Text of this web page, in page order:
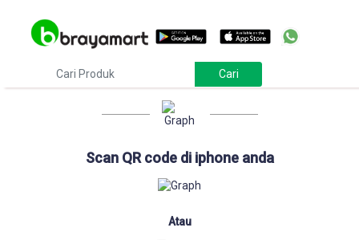
Download
Scan QR code di iphone anda
Atau